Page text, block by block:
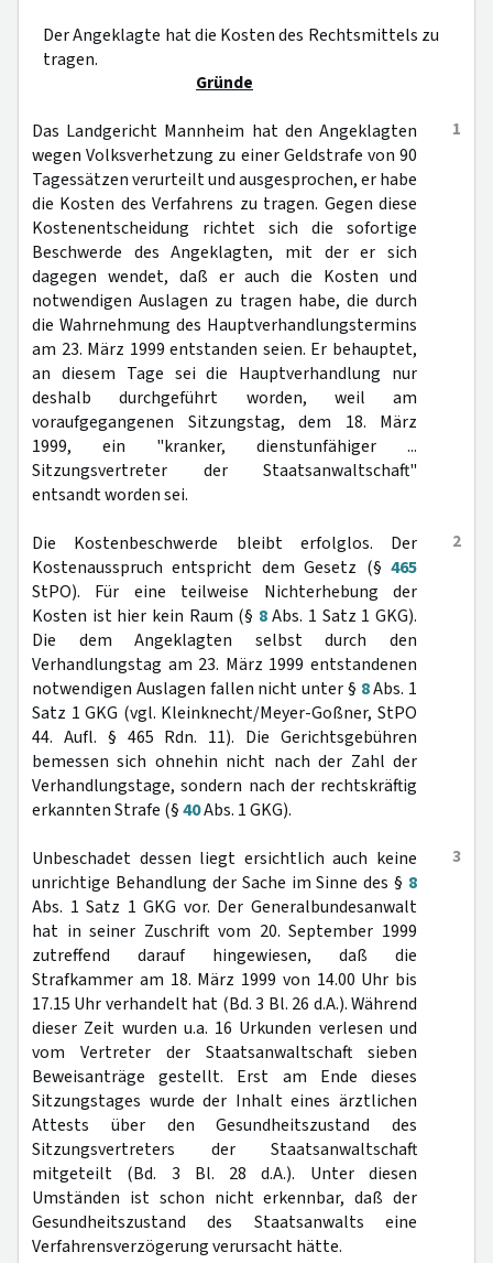
Der Angeklagte hat die Kosten des Rechtsmittels zu
tragen.
Gründe
1
Das Landgericht Mannheim hat den Angeklagten
wegen Volksverhetzung zu einer Geldstrafe von 90
Tagessätzen verurteilt und ausgesprochen, er habe
die Kosten des Verfahrens zu tragen. Gegen diese
Kostenentscheidung richtet sich die sofortige
Beschwerde des Angeklagten, mit der er sich
dagegen wendet, daß er auch die Kosten und
notwendigen Auslagen zu tragen habe, die durch
die Wahrnehmung des Hauptverhandlungstermins
am 23. März 1999 entstanden seien. Er behauptet,
an diesem Tage sei die Hauptverhandlung nur
deshalb durchgeführt worden, weil am
voraufgegangenen Sitzungstag, dem 18. März
1999, ein "kranker, dienstunfähiger ...
Sitzungsvertreter der Staatsanwaltschaft"
entsandt worden sei.
2
Die Kostenbeschwerde bleibt erfolglos. Der
Kostenausspruch entspricht dem Gesetz (§ 465
StPO). Für eine teilweise Nichterhebung der
Kosten ist hier kein Raum (§ 8Abs. 1 Satz 1 GKG).
Die dem Angeklagten selbst durch den
Verhandlungstag am 23. März 1999 entstandenen
notwendigen Auslagen fallen nicht unter § 8Abs. 1
Satz 1 GKG (vgl. Kleinknecht/Meyer-Goßner, StPO
44. Aufl. § 465 Rdn. 11). Die Gerichtsgebühren
bemessen sich ohnehin nicht nach der Zahl der
Verhandlungstage, sondern nach der rechtskräftig
erkannten Strafe (§40Abs. 1 GKG).
3
Unbeschadet dessen liegt ersichtlich auch keine
unrichtige Behandlung der Sache im Sinne des § 8
Abs. 1 Satz 1 GKG vor. Der Generalbundesanwalt
hat in seiner Zuschrift vom 20. September 1999
zutreffend darauf hingewiesen, daß die
Strafkammer am 18. März 1999 von 14.00 Uhr bis
17.15 Uhr verhandelt hat (Bd. 3 Bl. 26 d.A.). Während
dieser Zeit wurden u.a. 16 Urkunden verlesen und
vom Vertreter der Staatsanwaltschaft sieben
Beweisanträge gestellt. Erst am Ende dieses
Sitzungstages wurde der Inhalt eines ärztlichen
Attests über den Gesundheitszustand des
Sitzungsvertreters der Staatsanwaltschaft
mitgeteilt (Bd. 3 Bl. 28 d.A.). Unter diesen
Umständen ist schon nicht erkennbar, daß der
Gesundheitszustand des Staatsanwalts eine
Verfahrensverzögerung verursacht hätte.